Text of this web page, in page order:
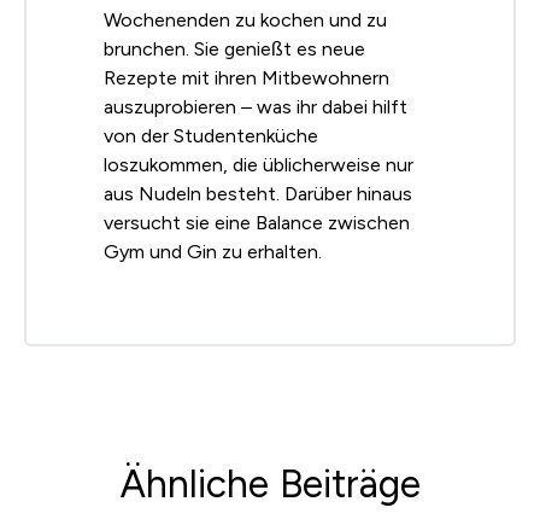
Wochenenden zu kochen und zu
brunchen. Sie genießt es neue
Rezepte mit ihren Mitbewohnern
auszuprobieren – was ihr dabei hilft
von der Studentenküche
loszukommen, die üblicherweise nur
aus Nudeln besteht. Darüber hinaus
versucht sie eine Balance zwischen
Gym und Gin zu erhalten.
Ähnliche Beiträge